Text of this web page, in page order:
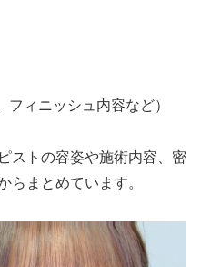
ィニッシュ内容など）
ストの容姿や施術内容、密
らまとめています。